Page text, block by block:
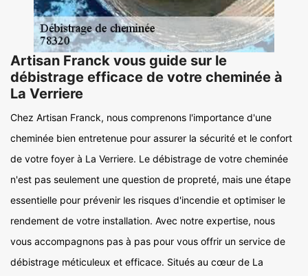
Artisan Franck vous guide sur le
débistrage efficace de votre cheminée à
La Verriere
Chez Artisan Franck, nous comprenons l'importance d'une
cheminée bien entretenue pour assurer la sécurité et le confort
de votre foyer à La Verriere. Le débistrage de votre cheminée
n'est pas seulement une question de propreté, mais une étape
essentielle pour prévenir les risques d'incendie et optimiser le
rendement de votre installation. Avec notre expertise, nous
vous accompagnons pas à pas pour vous offrir un service de
débistrage méticuleux et efficace. Situés au cœur de La